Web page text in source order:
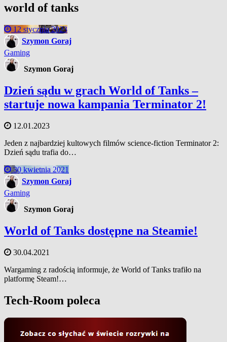
world of tanks
12 stycznia 2023
Szymon Goraj
Gaming
Szymon Goraj
Dzień sądu w grach World of Tanks –
startuje nowa kampania Terminator 2!
12.01.2023
Jeden z najbardziej kultowych filmów science-fiction Terminator 2:
Dzień sądu trafia do…
30 kwietnia 2021
Szymon Goraj
Gaming
Szymon Goraj
World of Tanks dostępne na Steamie!
30.04.2021
Wargaming z radością informuje, że World of Tanks trafiło na
platformę Steam!…
Tech-Room poleca